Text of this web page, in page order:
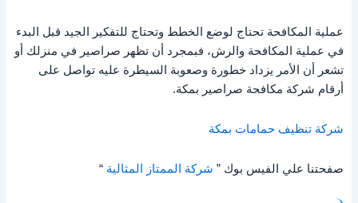
عملية المكافحة تحتاج لوضع الخطط وتحتاج للتفكير الجيد قبل البدء
في عملية المكافحة والرش، فبمجرد أن تظهر صراصير في منزلك أو
تشعر أن الأمر يزداد خطورة وصعوبة السيطرة عليه تواصل على
أرقام شركة مكافحة صراصير بمكة.
شركة تنظيف حمامات بمكة
صفحتنا علي الفيس بوك ” شركة الممتاز المثالية “